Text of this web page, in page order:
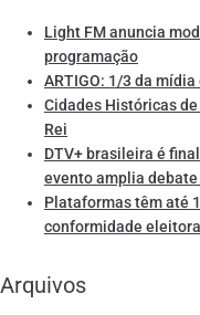
Light FM anuncia
programação
ARTIGO: 1/3 da
Cidades Históricas
Rei
DTV+ brasileira é
evento amplia
Plataformas têm até
conformidade
Arquivos